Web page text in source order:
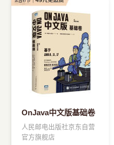
OnJava中文版基础卷
人民邮电出版社京东自营
官方旗舰店